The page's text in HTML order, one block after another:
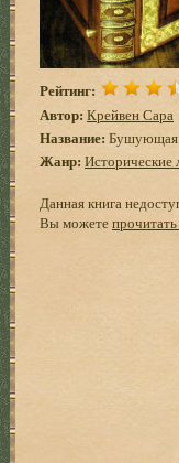
Рейтинг:
Автор: Крейвен Сара
Название: Бушующая
Жанр:
Данная книга
Вы можете